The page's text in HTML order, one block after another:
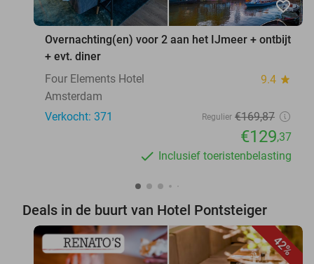
favorite_border
Overnachting(en) voor 2 aan het IJmeer + ontbijt
+ evt. diner
Four Elements Hotel
9.4 star
Amsterdam
Verkocht: 371
Regulier €169,87
€129,37
Inclusief toeristenbelasting
Deals in de buurt van Hotel Pontsteiger
42%